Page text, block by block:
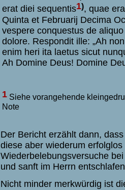
erat diei sequentis1), quae
Quinta et Februarij Decima
vespere conquestus de
dolore. Respondit ille: „Ah
enim heri ita laetus sicut
Ah Domine Deus! Domine
1 Siehe vorangehende
Note
Der Bericht erzählt dann,
diese aber wiederum
Wiederbelebungsversuche
und sanft im Herrn
Nicht minder merkwürdig ist